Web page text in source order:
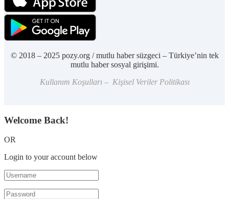
© 2018 – 2025 pozy.org / mutlu haber süzgeci – Türkiye’nin tek
mutlu haber sosyal girişimi.
Kullanım Koşulları – Kişisel Veriler Politikası
Welcome Back!
OR
Login to your account below